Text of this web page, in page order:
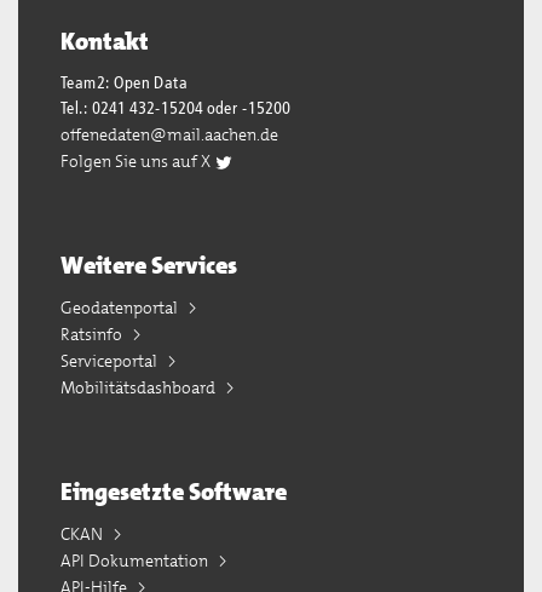
Kontakt
Team2: Open Data
Tel.: 0241 432-15204 oder -15200
offenedaten@mail.aachen.de
Folgen Sie uns auf X
Weitere Services
Geodatenportal
Ratsinfo
Serviceportal
Mobilitätsdashboard
Eingesetzte Software
CKAN
API Dokumentation
API-Hilfe